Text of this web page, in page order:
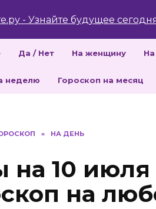
Да / Нет На женщину
неделю Гороскоп на месяц
» НА ДЕНЬ
на 10
на